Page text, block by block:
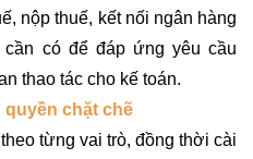
nộp thuế, kết nối ngân hàng
có để đáp ứng yêu cầu
thao tác cho kế toán.
quyền chặt chẽ
từng vai trò, đồng thời cài